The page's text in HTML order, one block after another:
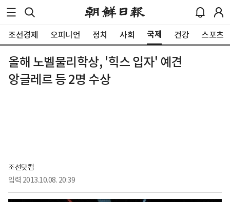
조선경제 오피니언 정치 사회 국제 건강 스포츠
올해 노벨물리학상, '힉스 입자' 예견
앙글레르 등 2명 수상
조선닷컴
입력 2013.10.08. 20:39